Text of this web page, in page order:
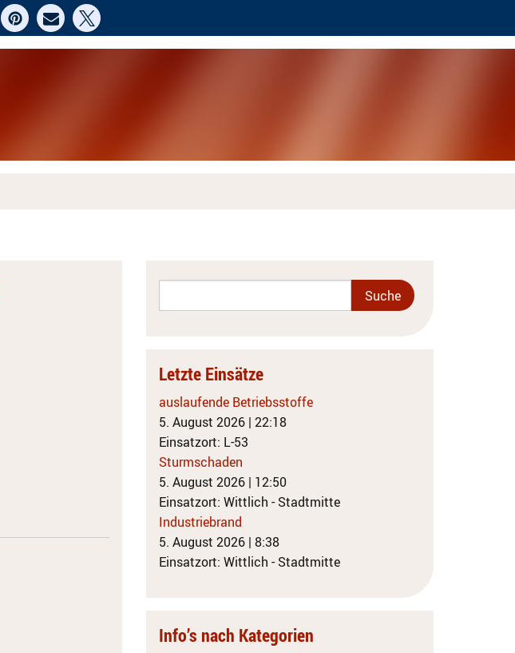
Letzte Einsätze
auslaufende Betriebsstoffe
5. August 2026 | 22:18
Einsatzort: L-53
Sturmschaden
5. August 2026 | 12:50
Einsatzort: Wittlich - Stadtmitte
Industriebrand
5. August 2026 | 8:38
Einsatzort: Wittlich - Stadtmitte
Info’s nach Kategorien